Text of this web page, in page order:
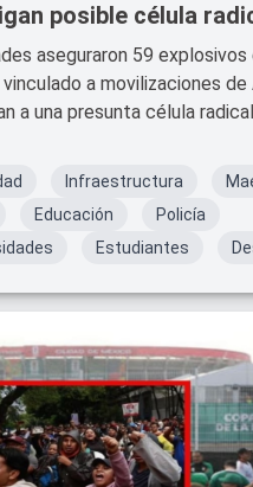
posible célula
aseguraron 59 explosivos
a movilizaciones de
a una presunta célula
Infraestructura
Educación
Policía
Estudiantes